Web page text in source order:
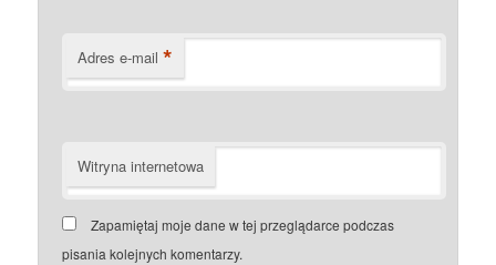
Adres e-mail *
Witryna internetowa
Zapamiętaj moje dane w tej przeglądarce podczas
pisania kolejnych komentarzy.